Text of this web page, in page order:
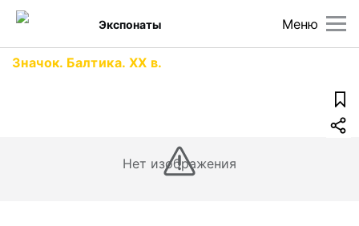
Меню
Экспонаты
Значок. Балтика. ХХ в.
Нет изображения